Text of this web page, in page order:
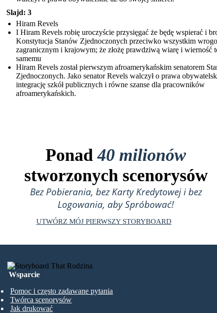
Slajd: 3
Hiram Revels
I Hiram Revels robię uroczyście przysięgać że będę wspierać i
Konstytucja Stanów Zjednoczonych przeciwko wszystkim
zagranicznym i krajowym; że złożę prawdziwą wiarę i wierność
samemu
Hiram Revels został pierwszym afroamerykańskim senatorem
Zjednoczonych. Jako senator Revels walczył o prawa
integrację szkół publicznych i równe szanse dla pracowników
afroamerykańskich.
Ponad40 milionów
stworzonych scenorysów
Bez Pobierania, bez Karty Kredytowej i bez
Logowania, aby Spróbować!
UTWÓRZ MÓJ PIERWSZY STORYBOARD
Wsparcie
Pomoc i często zadawane pytania
Twórca scenorysów
Jak drukować